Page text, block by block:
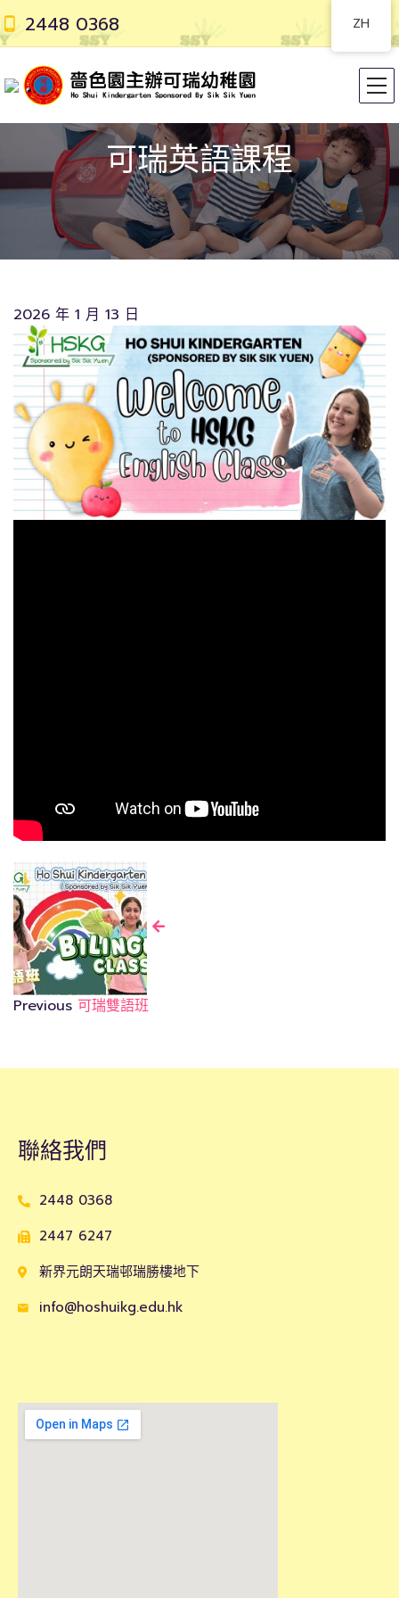
2448 0368
可瑞英語課程
2026 年 1 月 13 日
Previous 可瑞雙語班
聯絡我們
2448 0368
2447 6247
新界元朗天瑞邨瑞勝樓地下
info@hoshuikg.edu.hk
ZH